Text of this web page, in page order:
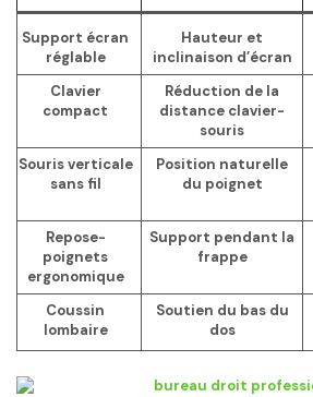
Support écran
réglable
Hauteur et
inclinaison d’écran
Clavier
compact
Réduction de la
distance clavier-
souris
Souris verticale
sans fil
Position naturelle
du poignet
Repose-
poignets
ergonomique
Support pendant la
frappe
Coussin
lombaire
Soutien du bas du
dos